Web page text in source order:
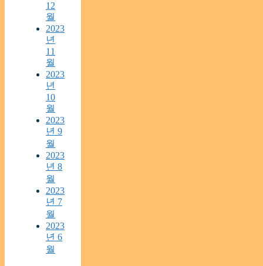
12
월
2023
년
11
월
2023
년
10
월
2023
년 9
월
2023
년 8
월
2023
년 7
월
2023
년 6
월